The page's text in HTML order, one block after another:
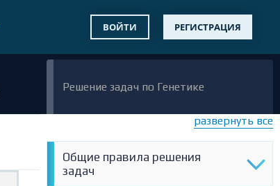
ВОЙТИ РЕГИСТРАЦИЯ
Решение задач по Генетике
развернуть все
Общие правила решения
задач